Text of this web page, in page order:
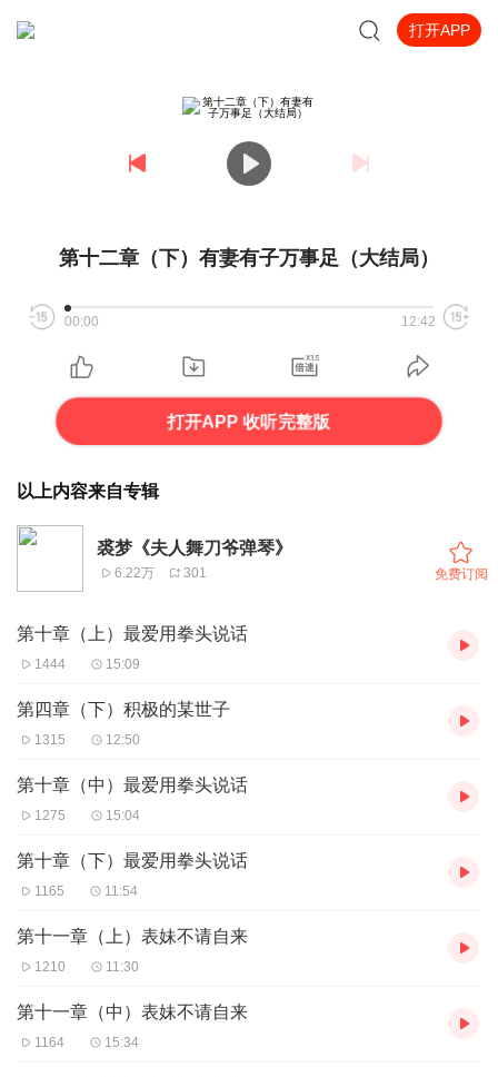
打开APP
第十二章（下）有妻有子万事足（大结局）
00:00 12:42
打开APP 收听完整版
以上内容来自专辑
裘梦《夫人舞刀爷弹琴》
6.22万 301 免费订阅
第十章（上）最爱用拳头说话
1444 15:09
第四章（下）积极的某世子
1315 12:50
第十章（中）最爱用拳头说话
1275 15:04
第十章（下）最爱用拳头说话
1165 11:54
第十一章（上）表妹不请自来
1210 11:30
第十一章（中）表妹不请自来
1164 15:34